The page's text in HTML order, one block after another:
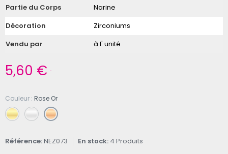
Partie du Corps
Narine
Décoration
Zirconiums
Vendu par
à l' unité
5,60 €
Couleur Rose Or
Référence NEZ073 En stock 4 Produits